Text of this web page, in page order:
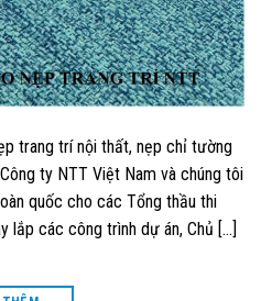
trang trí nội thất, nẹp chỉ tường
ty NTT Việt Nam và chúng tôi
quốc cho các Tổng thầu thi
lắp các công trình dự án, Chủ […]